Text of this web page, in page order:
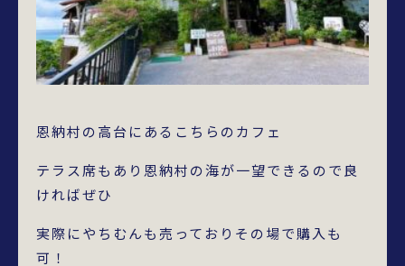
恩納村の高台にあるこちらのカフェ
テラス席もあり恩納村の海が一望できるので良
ければぜひ
実際にやちむんも売っておりその場で購入も
可！